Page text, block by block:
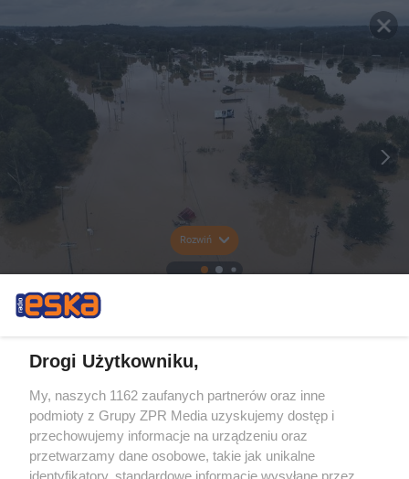
Rozwiń
Drogi Użytkowniku,
My, naszych 1162 zaufanych partnerów oraz inne
podmioty z Grupy ZPR Media uzyskujemy dostęp i
przechowujemy informacje na urządzeniu oraz
przetwarzamy dane osobowe, takie jak unikalne
identyfikatory, standardowe informacje wysyłane przez